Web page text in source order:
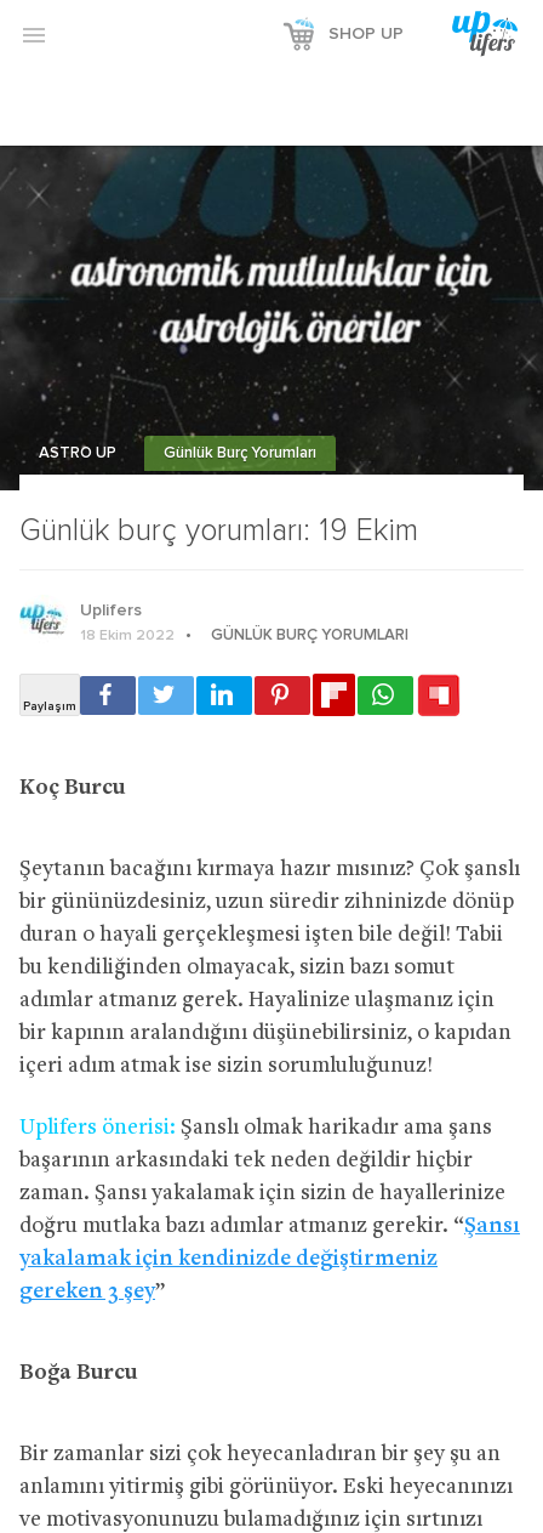
 SHOP UP
Günlük burç yorumları: 19 Ekim
ASTRO UP Günlük Burç Yorumları
Uplifers
18 Ekim 2022 GÜNLÜK BURÇ YORUMLARI
Koç Burcu
Şeytanın bacağını kırmaya hazır mısınız? Çok şanslı
bir gününüzdesiniz, uzun süredir zihninizde dönüp
duran o hayali gerçekleşmesi işten bile değil! Tabii
bu kendiliğinden olmayacak, sizin bazı somut
adımlar atmanız gerek. Hayalinize ulaşmanız için
bir kapının aralandığını düşünebilirsiniz, o kapıdan
içeri adım atmak ise sizin sorumluluğunuz!
Uplifers önerisi: Şanslı olmak harikadır ama şans
başarının arkasındaki tek neden değildir hiçbir
zaman. Şansı yakalamak için sizin de hayallerinize
doğru mutlaka bazı adımlar atmanız gerekir. “Şansı
yakalamak için kendinizde değiştirmeniz
gereken 3 şey”
Boğa Burcu
Bir zamanlar sizi çok heyecanladıran bir şey şu an
anlamını yitirmiş gibi görünüyor. Eski heyecanınızı
ve motivasyonunuzu bulamadığınız için sırtınızı